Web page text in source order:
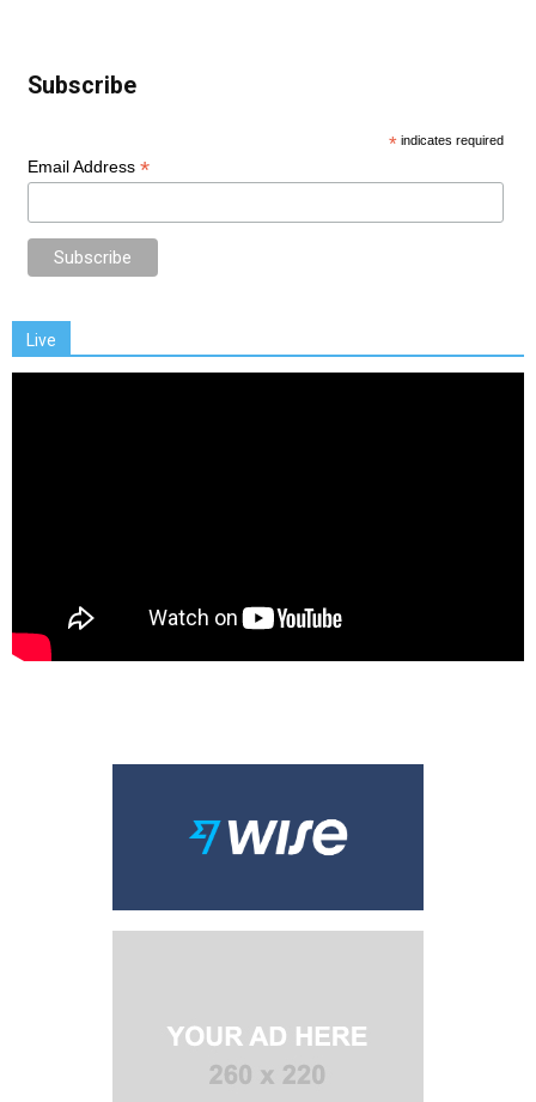
Subscribe
* indicates required
Email Address *
Live